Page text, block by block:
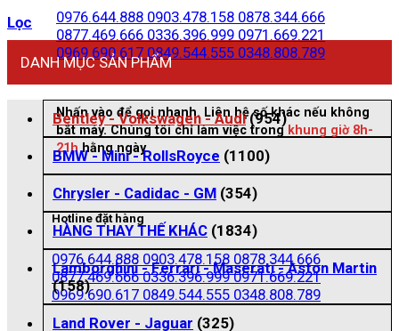
0976.644.888 0903.478.158 0878.344.666
0877.469.666 0336.396.999 0971.669.221
0969.690.617 0849.544.555 0348.808.789
Nhấn vào để gọi nhanh. Liên hệ số khác nếu không
bắt máy. Chúng tôi chỉ làm việc trong khung giờ 8h-
21hhằng ngày
Hotline đặt hàng
0976.644.888 0903.478.158 0878.344.666
0877.469.666 0336.396.999 0971.669.221
0969.690.617 0849.544.555 0348.808.789
Lọc
DANH MỤC SẢN PHẨM
Bentley - Volkswagen - Audi (954)
BMW - Mini - RollsRoyce (1100)
Chrysler - Cadidac - GM (354)
HÀNG THAY THẾ KHÁC (1834)
Lamborghini - Ferrari - Maserati - Aston Martin
(158)
Land Rover - Jaguar (325)